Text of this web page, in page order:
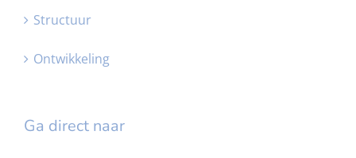
Structuur
Ontwikkeling
Ga direct naar